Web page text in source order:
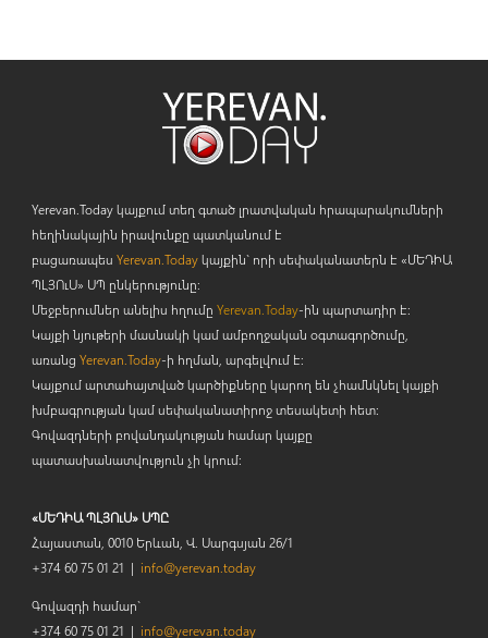
Yerevan.Today կայքում տեղ գտած լրատվական հրապարակումների
հեղինակային իրավունքը պատկանում է
բացառապես Yerevan.Todayկայքին` որի սեփականատերն է «ՄԵԴԻԱ
ՊԼՅՈւՍ» ՍՊ ընկերությունը։
Մեջբերումներ անելիս հղումը Yerevan.Today-ին պարտադիր է:
Կայքի նյութերի մասնակի կամ ամբողջական օգտագործումը,
առանց Yerevan.Today-ի հղման, արգելվում է:
Կայքում արտահայտված կարծիքները կարող են չհամնկնել կայքի
խմբագրության կամ սեփականատիրոջ տեսակետի հետ:
Գովազդների բովանդակության համար կայքը
պատասխանատվություն չի կրում:
«ՄԵԴԻԱ ՊԼՅՈւՍ» ՍՊԸ
Հայաստան, 0010 Երևան, Վ. Սարգսյան 26/1
+374 60 75 01 21 | info@yerevan.today
Գովազդի համար`
+374 60 75 01 21 | info@yerevan.today